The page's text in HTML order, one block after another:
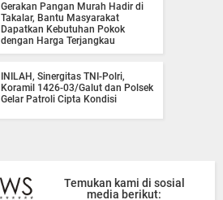
Gerakan Pangan Murah Hadir di
Takalar, Bantu Masyarakat
Dapatkan Kebutuhan Pokok
dengan Harga Terjangkau
INILAH, Sinergitas TNI-Polri,
Koramil 1426-03/Galut dan Polsek
Gelar Patroli Cipta Kondisi
Temukan kami di sosial
media berikut: